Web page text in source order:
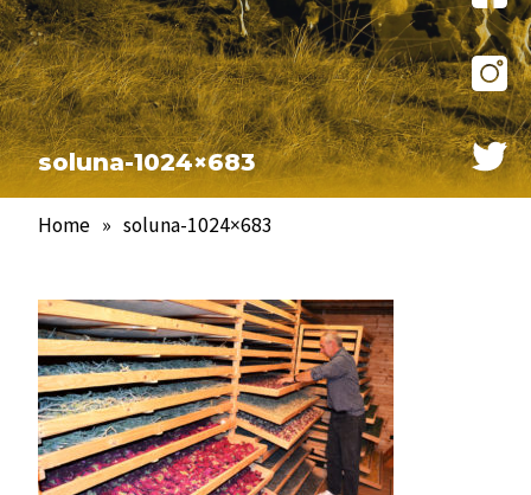
soluna-1024×683
Home » soluna-1024×683